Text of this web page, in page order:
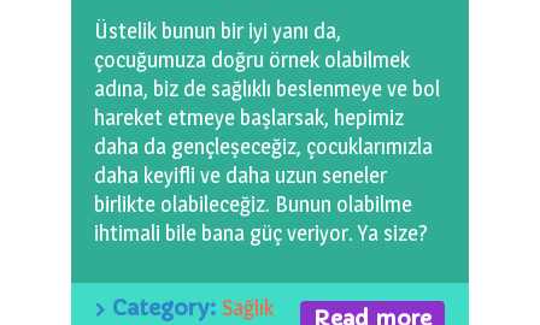
Üstelik bunun bir iyi yanı da,
çocuğumuza doğru örnek olabilmek
adına, biz de sağlıklı beslenmeye ve bol
hareket etmeye başlarsak, hepimiz
daha da gençleşeceğiz, çocuklarımızla
daha keyifli ve daha uzun seneler
birlikte olabileceğiz. Bunun olabilme
ihtimali bile bana güç veriyor. Ya size?
Read more
Category: Sağlık